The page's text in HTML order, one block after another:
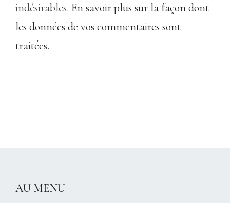
indésirables. En savoir plus sur la façon dont
les données de vos commentaires sont
traitées.
AU MENU